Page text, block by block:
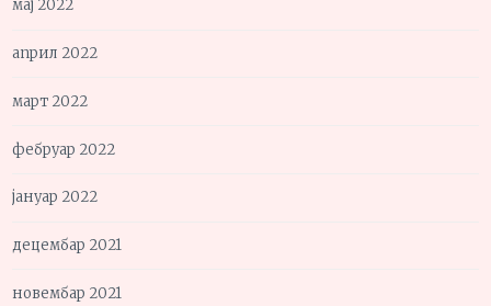
мај 2022
април 2022
март 2022
фебруар 2022
јануар 2022
децембар 2021
новембар 2021